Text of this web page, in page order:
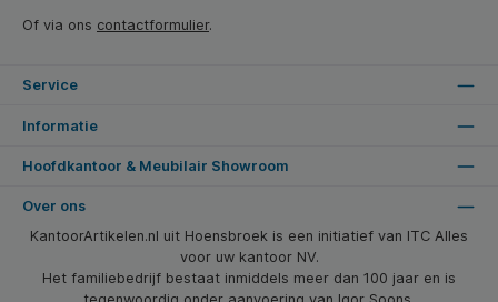
Of via ons contactformulier.
Service
Informatie
Hoofdkantoor & Meubilair Showroom
Over ons
KantoorArtikelen.nl uit Hoensbroek is een initiatief van ITC Alles
voor uw kantoor NV.
Het familiebedrijf bestaat inmiddels meer dan 100 jaar en is